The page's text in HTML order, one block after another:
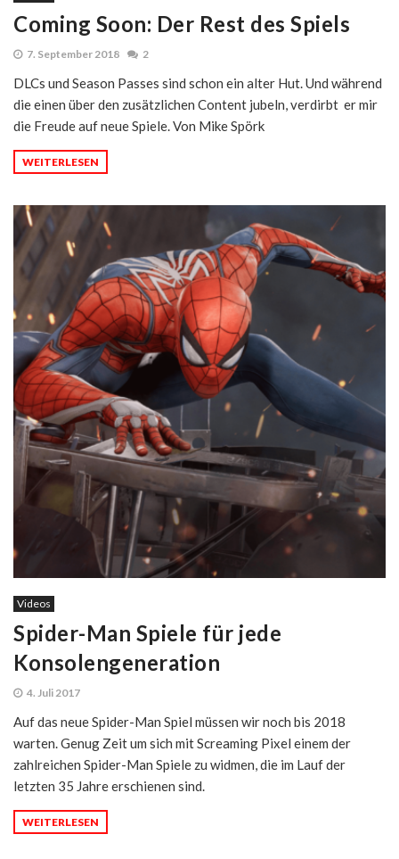
Coming Soon: Der Rest des Spiels
7. September 2018 2
DLCs und Season Passes sind schon ein alter Hut. Und während
die einen über den zusätzlichen Content jubeln, verdirbt er mir
die Freude auf neue Spiele. Von Mike Spörk
WEITERLESEN
Videos
Spider-Man Spiele für jede
Konsolengeneration
4. Juli 2017
Auf das neue Spider-Man Spiel müssen wir noch bis 2018
warten. Genug Zeit um sich mit Screaming Pixel einem der
zahlreichen Spider-Man Spiele zu widmen, die im Lauf der
letzten 35 Jahre erschienen sind.
WEITERLESEN